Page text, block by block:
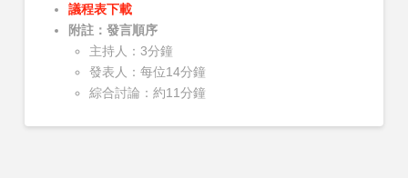
議程表下載
附註：發言順序
主持人：3分鐘
發表人：每位14分鐘
綜合討論：約11分鐘